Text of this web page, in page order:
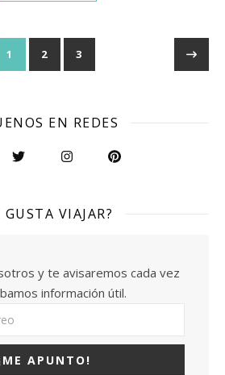
1 2 3
EN REDES
GUSTA VIAJAR?
y te avisaremos cada vez
información útil.